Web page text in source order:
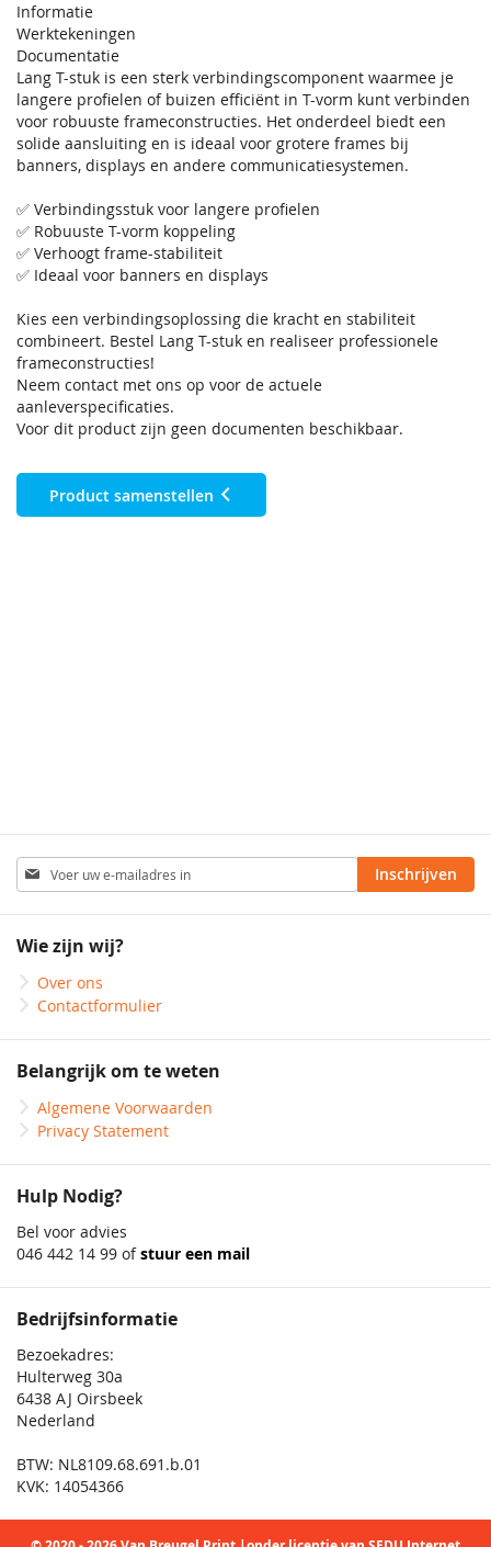
Informatie
Werktekeningen
Documentatie
Lang T-stuk is een sterk verbindingscomponent waarmee je
langere profielen of buizen efficiënt in T-vorm kunt verbinden
voor robuuste frameconstructies. Het onderdeel biedt een
solide aansluiting en is ideaal voor grotere frames bij
banners, displays en andere communicatiesystemen.
✅ Verbindingsstuk voor langere profielen
✅ Robuuste T-vorm koppeling
✅ Verhoogt frame-stabiliteit
✅ Ideaal voor banners en displays
Kies een verbindingsoplossing die kracht en stabiliteit
combineert. Bestel Lang T-stuk en realiseer professionele
frameconstructies!
Neem contact met ons op voor de actuele
aanleverspecificaties.
Voor dit product zijn geen documenten beschikbaar.
Product samenstellen
Abonneer
u
op
nieuwsbrief
Inschrijven
Wie zijn wij?
Over ons
Contactformulier
Belangrijk om te weten
Algemene Voorwaarden
Privacy Statement
Hulp Nodig?
Bel voor advies
046 442 14 99 ofstuur een mail
Bedrijfsinformatie
Bezoekadres:
Hulterweg 30a
6438 AJ Oirsbeek
Nederland
BTW: NL8109.68.691.b.01
KVK: 14054366